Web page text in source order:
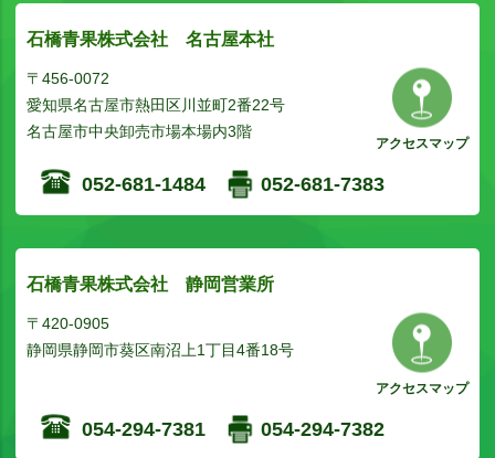
石橋青果株式会社 名古屋本社
〒456-0072
愛知県名古屋市熱田区川並町2番22号
名古屋市中央卸売市場本場内3階
アクセスマップ
052-681-1484 052-681-7383
石橋青果株式会社 静岡営業所
〒420-0905
静岡県静岡市葵区南沼上1丁目4番18号
アクセスマップ
054-294-7381 054-294-7382